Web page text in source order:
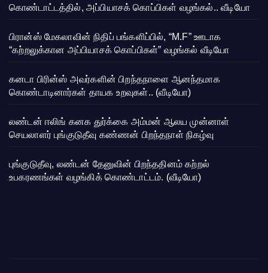
கொண்டாட்டத்தில், அப்பியாசக் கொப்பிகள் வழங்கல்.. வீடியோ
பிரான்ஸ் மேகலாவின் நிதிப் பங்களிப்பில், “M.F” ஊடாக
“கற்றலுக்கான அப்பியாசக் கொப்பிகள்” வழங்கல் வீடியோ
கனடா பிரின்ஸ் அவர்களின் பிறந்தநாளை ஆனந்தமாக
கொண்டாடினார்கள் தாயக உறவுகள்.. (வீடியோ)
லண்டன் ஈலிங் கனக துர்க்கை அம்மன் ஆலய முன்னாள்
செயலாளர் புங்குடுதீவு கண்ணன் பிறந்தநாள் நிகழ்வு
புங்குடுதீவு, லண்டன் தேனுவின் பிறந்ததினம் கற்றல்
உபகரணங்கள் வழங்கிக் கொண்டாட்டம். (வீடியோ)